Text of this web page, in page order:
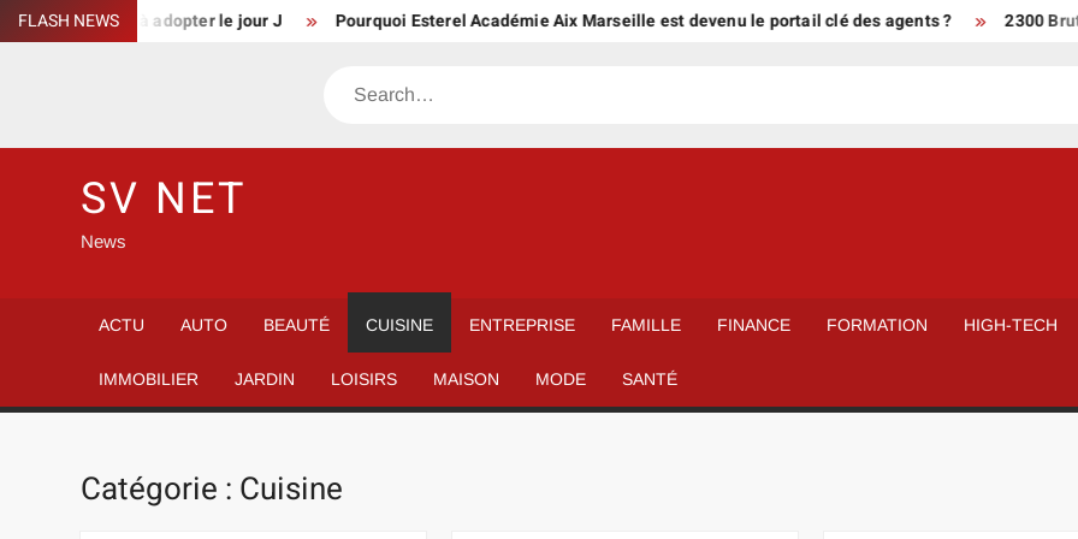
Skip
to
FLASH NEWS
réflexes à adopter le jour J Pourquoi Esterel Académie Aix Marseille est devenu le portail clé des agents ? 2300 Brut en net
Search
SV NET
News
ACTU AUTO BEAUTÉ CUISINE ENTREPRISE FAMILLE FINANCE FORMATION HIGH-TECH
IMMOBILIER JARDIN LOISIRS MAISON MODE SANTÉ
Catégorie : Cuisine